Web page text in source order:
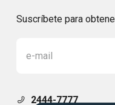
Suscríbete para
2444-7777